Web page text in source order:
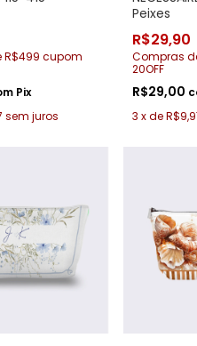
R$499 cupom
Pix
sem juros
Peixes
R$29,90
Compras
20OFF
R$29,00
3 xde